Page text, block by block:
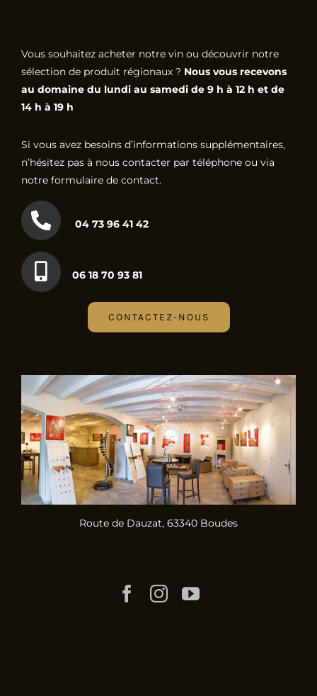
Vous souhaitez acheter notre vin ou découvrir notre
sélection de produit régionaux ? Nous vous recevons
au domaine du lundi au samedi de 9 h à 12 h et de
14 h à 19 h
Si vous avez besoins d’informations supplémentaires,
n’hésitez pas à nous contacter par téléphone ou via
notre formulaire de contact.
04 73 96 41 42
06 18 70 93 81
CONTACTEZ-NOUS
Route de Dauzat, 63340 Boudes